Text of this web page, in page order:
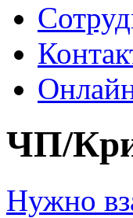
ЧП/
Нужно